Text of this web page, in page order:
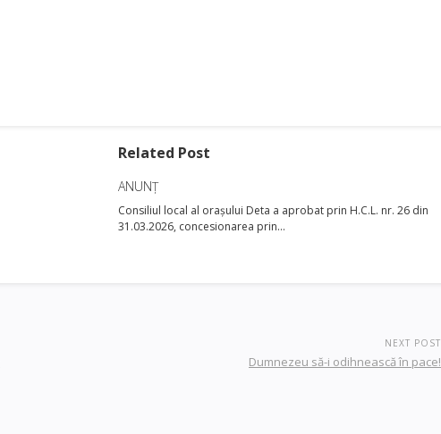
Related Post
ANUNȚ
Consiliul local al orașului Deta a aprobat prin H.C.L. nr. 26 din
31.03.2026, concesionarea prin…
NEXT POST
Dumnezeu să-i odihnească în pace!